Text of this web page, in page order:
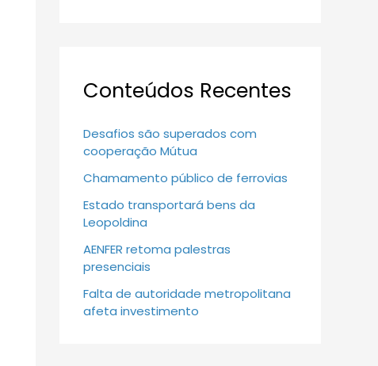
Conteúdos Recentes
Desafios são superados com
cooperação Mútua
Chamamento público de ferrovias
Estado transportará bens da
Leopoldina
AENFER retoma palestras
presenciais
Falta de autoridade metropolitana
afeta investimento